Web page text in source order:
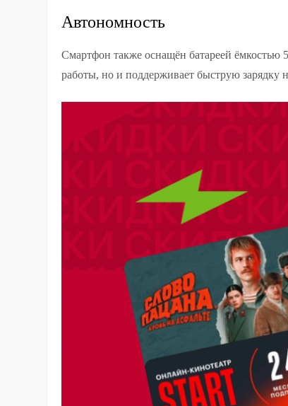
Автономность
Смартфон также оснащён батареей ёмкостью
работы, но и поддерживает быструю зарядку